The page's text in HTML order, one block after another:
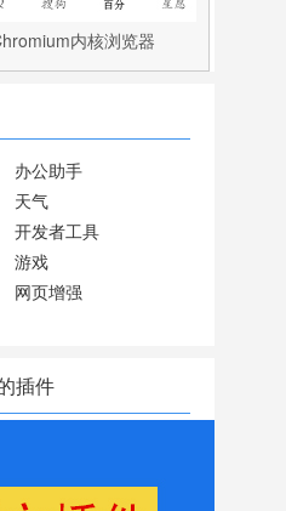
内核浏览器
办公助手
天气
开发者工具
游戏
网页增强
插件